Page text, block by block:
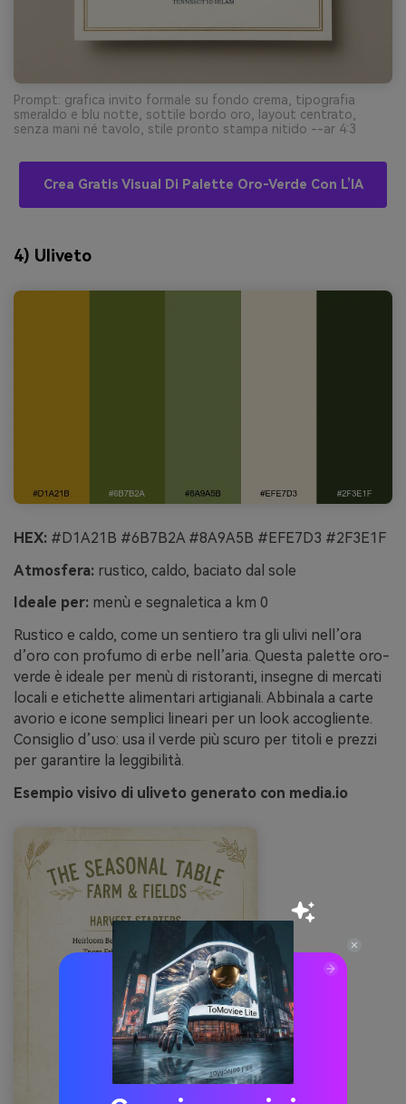
Prompt: grafica invito formale su fondo crema, tipografia
smeraldo e blu notte, sottile bordo oro, layout centrato,
senza mani né tavolo, stile pronto stampa nitido --ar 4:3
Crea Gratis Visual Di Palette Oro-Verde Con L’IA
4) Uliveto
HEX: #D1A21B #6B7B2A #8A9A5B #EFE7D3 #2F3E1F
Atmosfera: rustico, caldo, baciato dal sole
Ideale per: menù e segnaletica a km 0
Rustico e caldo, come un sentiero tra gli ulivi nell’ora
d’oro con profumo di erbe nell’aria. Questa palette oro-
verde è ideale per menù di ristoranti, insegne di mercati
locali e etichette alimentari artigianali. Abbinala a carte
avorio e icone semplici lineari per un look accogliente.
Consiglio d’uso: usa il verde più scuro per titoli e prezzi
per garantire la leggibilità.
Esempio visivo di uliveto generato con media.io